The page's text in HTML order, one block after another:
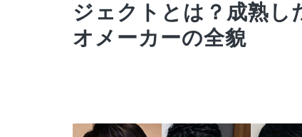
ジェクトとは？成熟し
オメーカーの全貌